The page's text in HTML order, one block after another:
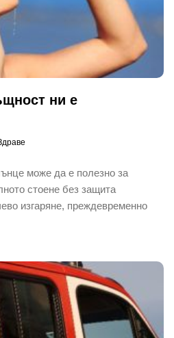
ни е
може да е полезно за
стоене без защита
изгаряне, преждевременно